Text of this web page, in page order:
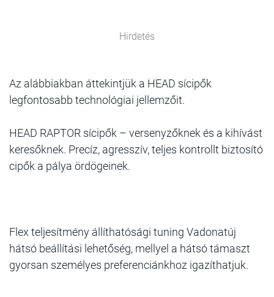
Hirdetés
Az alábbiakban áttekintjük a HEAD sícipők
legfontosabb technológiai jellemzőit.
HEAD RAPTOR sícipők – versenyzőknek és a kihívást
keresőknek. Precíz, agresszív, teljes kontrollt biztosító
cipők a pálya ördögeinek.
Flex teljesítmény állíthatósági tuning Vadonatúj
hátsó beállítási lehetőség, mellyel a hátsó támaszt
gyorsan személyes preferenciánkhoz igazíthatjuk.